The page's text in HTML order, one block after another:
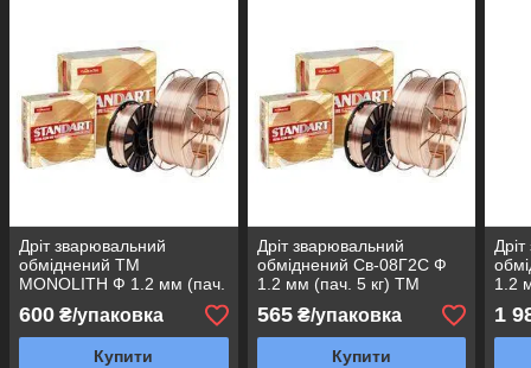
Дріт зварювальний
обміднений ТМ
MONOLITH Ф 1.2 мм (пач.
5 кг, марка Св-08Г2С)
600 ₴/упаковка
Купити
Дріт зварювальний
обміднений Св-08Г2С Ф
1.2 мм (пач. 5 кг) ТМ
MONOLITH
565₴/упаковка
Купити
1.2
1